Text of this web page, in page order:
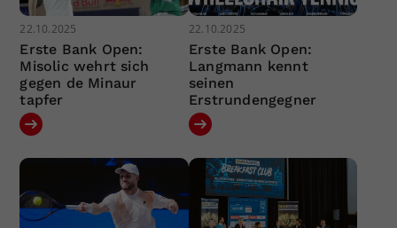
22.10.2025
Erste Bank Open:
Misolic wehrt sich
gegen de Minaur
tapfer
22.10.2025
Erste Bank Open:
Langmann kennt
seinen
Erstrundengegner